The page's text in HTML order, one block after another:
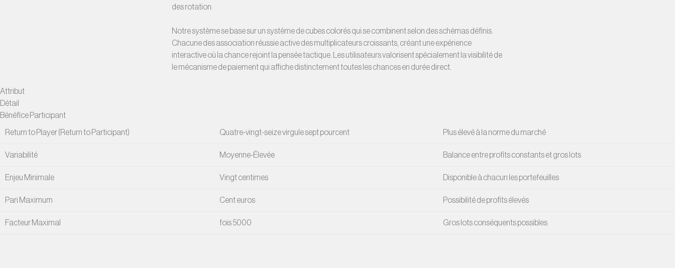
des rotation.
Notre système se base sur un système de cubes colorés qui se combinent selon des schémas définis.
Chacune des association réussie active des multiplicateurs croissants, créant une expérience
interactive où la chance rejoint la pensée tactique. Les utilisateurs valorisent spécialement la visibilité de
le mécanisme de paiement qui affiche distinctement toutes les chances en durée direct.
Attribut
Détail
Bénéfice Participant
Return to Player (Return to Participant) Quatre-vingt-seize virgule sept pourcent Plus élevé à la norme du marché
Variabilité Moyenne-Élevée Balance entre profits constants et gros lots
Enjeu Minimale Vingt centimes Disponible à chacun les portefeuilles
Pari Maximum Cent euros Possibilité de profits élevés
Facteur Maximal fois 5000 Gros lots conséquents possibles